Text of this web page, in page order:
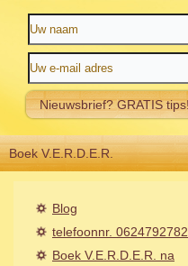
Boek V.E.R.D.E.R.
Blog
telefoonnr. 0624792782
Boek V.E.R.D.E.R. na